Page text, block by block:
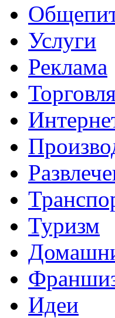
Услуги
Реклама
Туризм
Идеи